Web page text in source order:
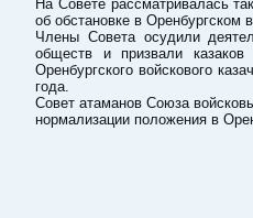
На Совете рассматривалась
об обстановке в Оренбургском
Члены Совета осудили
обществ и призвали
Оренбургского войскового
года.
Совет атаманов Союза
нормализации положения в